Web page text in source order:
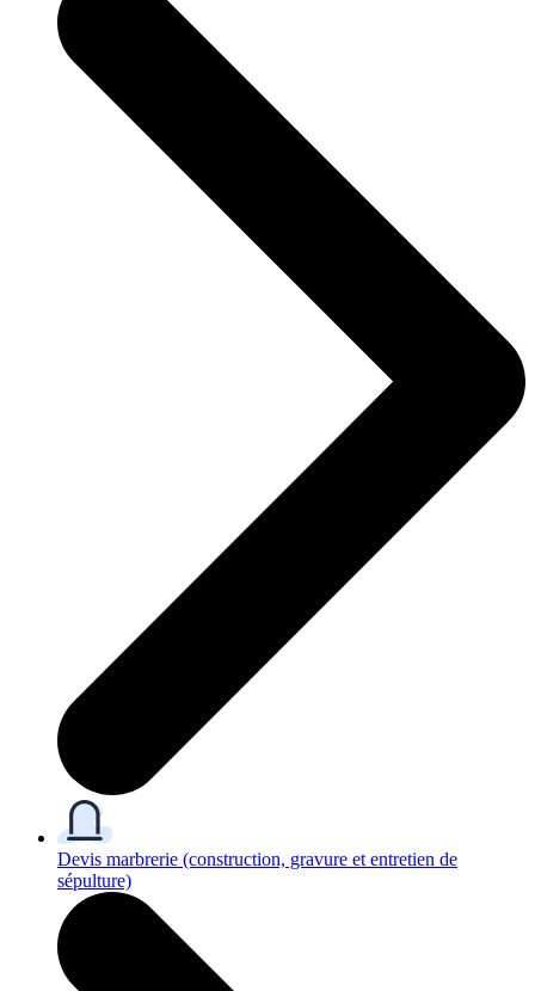
Devis marbrerie (construction, gravure et entretien de
sépulture)